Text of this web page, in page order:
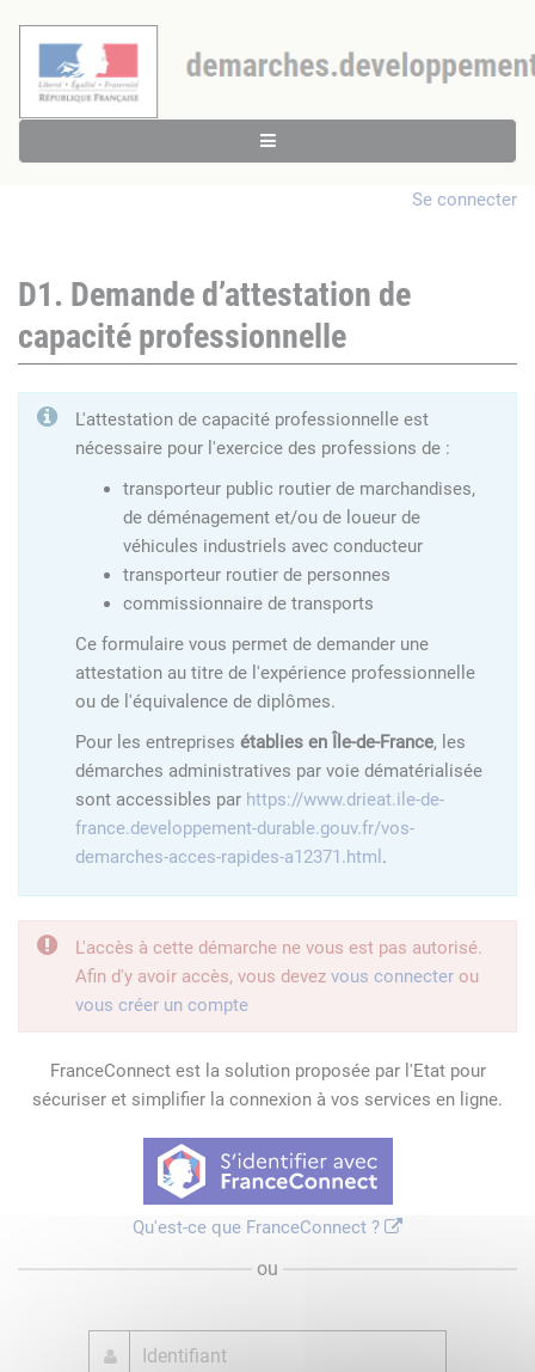
Se connecter
D1. Demande d’attestation de
capacité professionnelle
L'attestation de capacité professionnelle est
nécessaire pour l'exercice des professions de :
transporteur public routier de marchandises,
de déménagement et/ou de loueur de
véhicules industriels avec conducteur
transporteur routier de personnes
commissionnaire de transports
Ce formulaire vous permet de demander une
attestation au titre de l'expérience professionnelle
ou de l'équivalence de diplômes.
Pour les entreprises établies en Île-de-France, les
démarches administratives par voie dématérialisée
sont accessibles par https://www.drieat.ile-de-
france.developpement-durable.gouv.fr/vos-
demarches-acces-rapides-a12371.html .
L'accès à cette démarche ne vous est pas autorisé.
Afin d'y avoir accès, vous devez vous connecter ou
vous créer un compte
FranceConnect est la solution proposée par l'Etat pour
sécuriser et simplifier la connexion à vos services en ligne.
Qu'est-ce que FranceConnect ?
ou